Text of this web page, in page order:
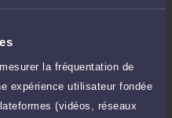
la fréquentation de
expérience utilisateur fondée
(vidéos, réseaux
+ possibilité
185 €